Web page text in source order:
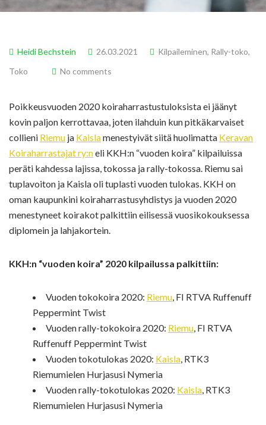
Heidi Bechstein 26.03.2021 Kilpaileminen, Rally-toko,
Toko
No comments
Poikkeusvuoden 2020 koiraharrastustuloksista ei jäänyt
kovin paljon kerrottavaa, joten ilahduin kun pitkäkarvaiset
collieni Riemu ja Kaislamenestyivät siitä huolimatta Keravan
Koiraharrastajat ry:neli KKH:n “vuoden koira” kilpailuissa
peräti kahdessa lajissa, tokossa ja rally-tokossa. Riemu sai
tuplavoiton ja Kaisla oli tuplasti vuoden tulokas. KKH on
oman kaupunkini koiraharrastusyhdistys ja vuoden 2020
menestyneet koirakot palkittiin eilisessä vuosikokouksessa
diplomein ja lahjakortein.
KKH:n “vuoden koira” 2020 kilpailussa palkittiin:
Vuoden tokokoira 2020: Riemu, FI RTVA Ruffenuff
Peppermint Twist
Vuoden rally-tokokoira 2020: Riemu, FI RTVA
Ruffenuff Peppermint Twist
Vuoden tokotulokas 2020: Kaisla, RTK3
Riemumielen Hurjasusi Nymeria
Vuoden rally-tokotulokas 2020: Kaisla, RTK3
Riemumielen Hurjasusi Nymeria